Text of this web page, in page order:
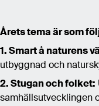
Årets tema är som
1. Smart å naturens
utbyggnad och
2. Stugan och folket:
samhällsutvecklingen